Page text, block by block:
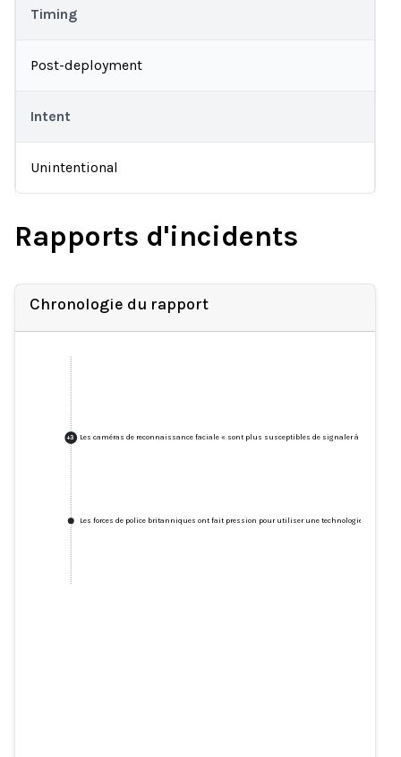
Timing
Post-deployment
Intent
Unintentional
Rapports d'incidents
Chronologie du rapport
+3 Les caméras de reconnaissance faciale « sont plus susceptibles de signaler à tort les
Les forces de police britanniques ont fait pression pour utiliser une technologie de